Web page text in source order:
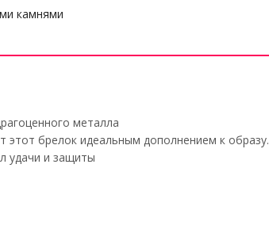
камнями
металла
этот брелок идеальным дополнением к образу.
удачи и защиты